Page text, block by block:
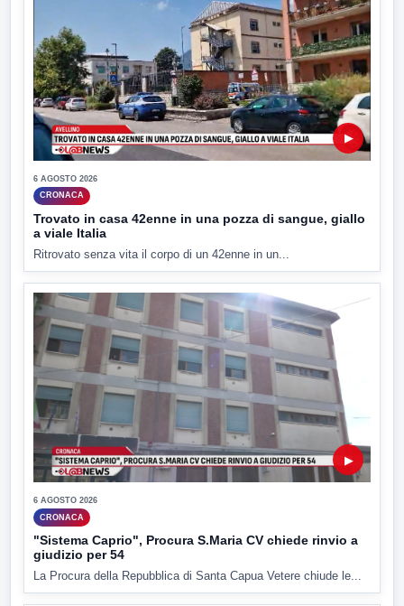
▶
6 AGOSTO 2026
CRONACA
Trovato in casa 42enne in una pozza di sangue, giallo
a viale Italia
Ritrovato senza vita il corpo di un 42enne in un...
▶
6 AGOSTO 2026
CRONACA
"Sistema Caprio", Procura S.Maria CV chiede rinvio a
giudizio per 54
La Procura della Repubblica di Santa Capua Vetere chiude le...